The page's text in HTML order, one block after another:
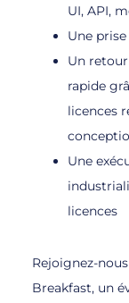
UI, API,
Une
Un
rapide
licences
Une
licences
Rejoignez-
Breakfast, un